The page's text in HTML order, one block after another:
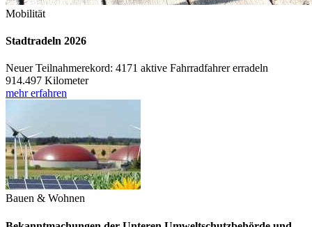
Mobilität
Stadtradeln 2026
Neuer Teilnahmerekord: 4171 aktive Fahrradfahrer erradeln
914.497 Kilometer
mehr erfahren
Bauen & Wohnen